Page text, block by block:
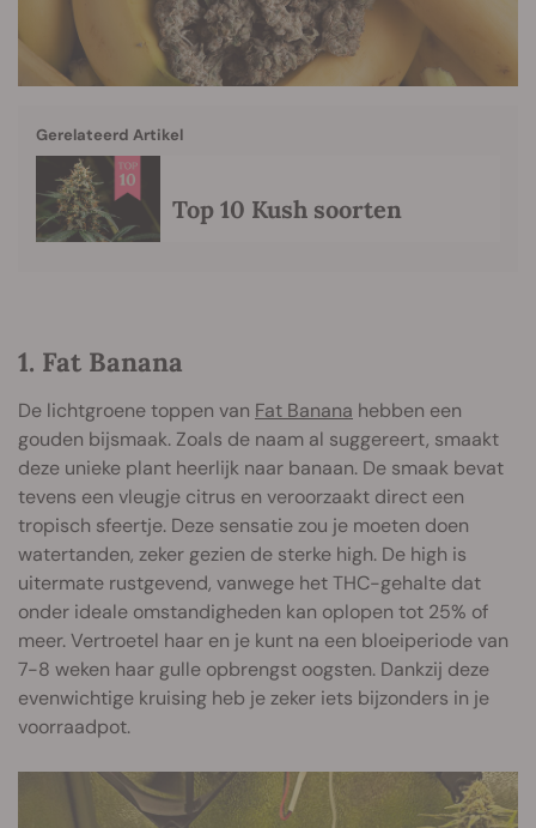
Gerelateerd Artikel
Top 10 Kush soorten
1. Fat Banana
De lichtgroene toppen van Fat Banana hebben een
gouden bijsmaak. Zoals de naam al suggereert, smaakt
deze unieke plant heerlijk naar banaan. De smaak bevat
tevens een vleugje citrus en veroorzaakt direct een
tropisch sfeertje. Deze sensatie zou je moeten doen
watertanden, zeker gezien de sterke high. De high is
uitermate rustgevend, vanwege het THC-gehalte dat
onder ideale omstandigheden kan oplopen tot 25% of
meer. Vertroetel haar en je kunt na een bloeiperiode van
7-8 weken haar gulle opbrengst oogsten. Dankzij deze
evenwichtige kruising heb je zeker iets bijzonders in je
voorraadpot.